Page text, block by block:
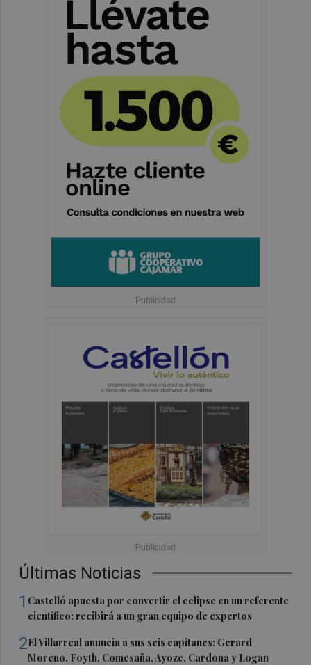
Últimas Noticias
1 Castelló apuesta por convertir el eclipse en un referente
científico: recibirá a un gran equipo de expertos
2El Villarreal anuncia a sus seis capitanes: Gerard
Moreno, Foyth, Comesaña, Ayoze, Cardona y Logan